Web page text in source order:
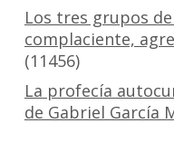
Los tres grupos
complaciente,
(11456)
La profecía
de Gabriel García